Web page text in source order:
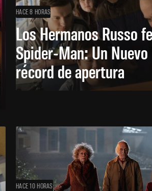
HACE 8 HORAS
Los Hermanos Russo
Spider-Man: Un
récord de apertura
HACE 10 HORAS